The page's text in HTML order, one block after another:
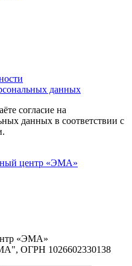
данных
согласие на
данных в соответствии с
«ЭМА»
ОГРН 1026602330138